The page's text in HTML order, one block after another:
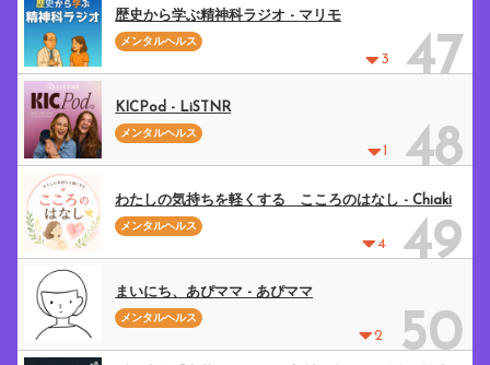
3 47
歴史から学ぶ精神科ラジオ - マリモ
メンタルヘルス
1 48
KICPod - LiSTNR
メンタルヘルス
4 49
わたしの気持ちを軽くする こころのはなし - Chiaki
メンタルヘルス
2 50
まいにち、あぴママ - あぴママ
メンタルヘルス